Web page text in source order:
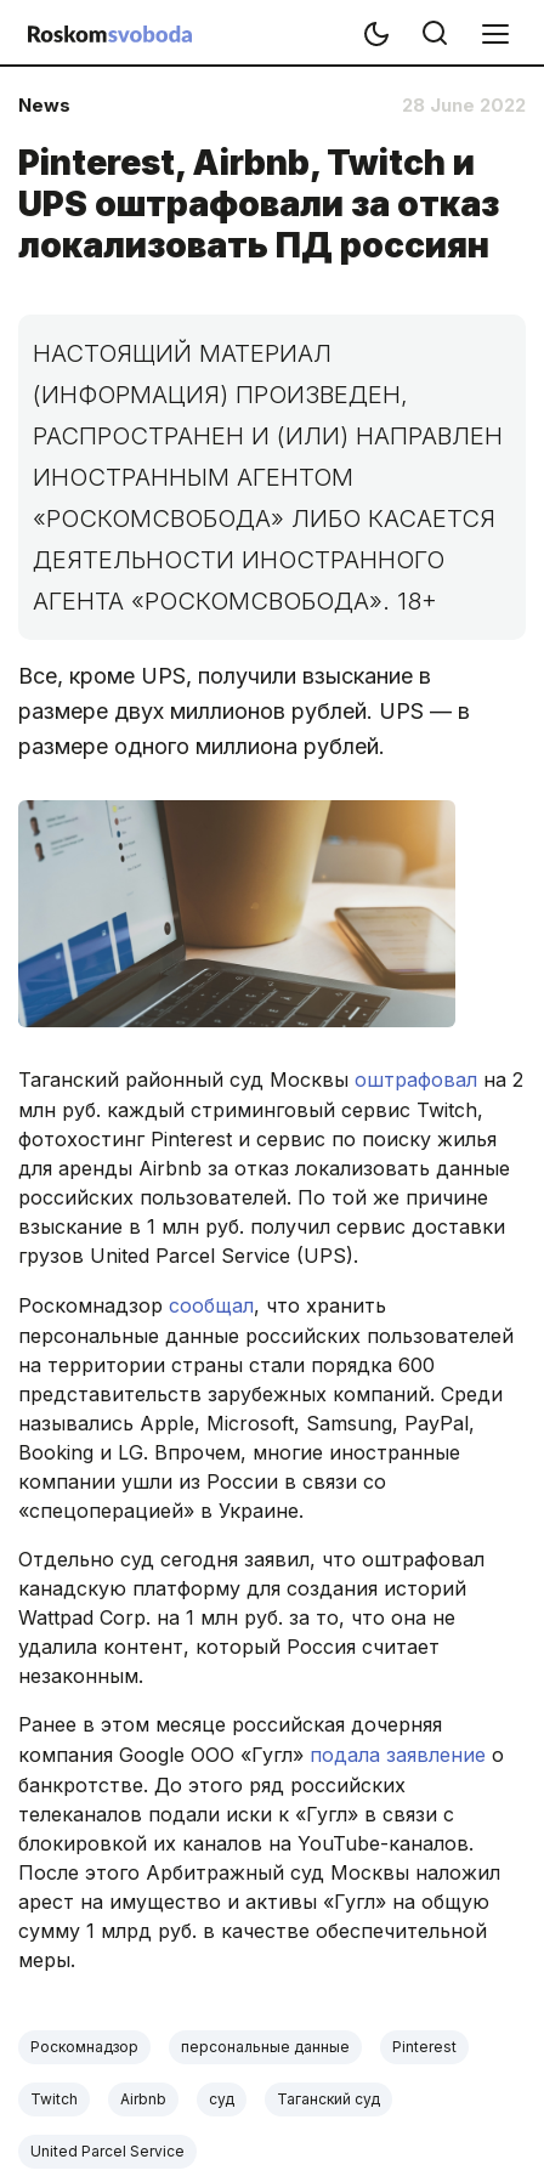
News 28 June 2022
Pinterest, Airbnb, Twitch и
UPS оштрафовали за отказ
локализовать ПД россиян
НАСТОЯЩИЙ МАТЕРИАЛ
(ИНФОРМАЦИЯ) ПРОИЗВЕДЕН,
РАСПРОСТРАНЕН И (ИЛИ) НАПРАВЛЕН
ИНОСТРАННЫМ АГЕНТОМ
«РОСКОМСВОБОДА» ЛИБО КАСАЕТСЯ
ДЕЯТЕЛЬНОСТИ ИНОСТРАННОГО
АГЕНТА «РОСКОМСВОБОДА». 18+
Все, кроме UPS, получили взыскание в
размере двух миллионов рублей. UPS — в
размере одного миллиона рублей.
Таганский районный суд Москвы оштрафовал на 2
млн руб. каждый стриминговый сервис Twitch,
фотохостинг Pinterest и сервис по поиску жилья
для аренды Airbnb за отказ локализовать данные
российских пользователей. По той же причине
взыскание в 1 млн руб. получил сервис доставки
грузов United Parcel Service (UPS).
Роскомнадзор сообщал, что хранить
персональные данные российских пользователей
на территории страны стали порядка 600
представительств зарубежных компаний. Среди
назывались Apple, Microsoft, Samsung, PayPal,
Booking и LG. Впрочем, многие иностранные
компании ушли из России в связи со
«спецоперацией» в Украине.
Отдельно суд сегодня заявил, что оштрафовал
канадскую платформу для создания историй
Wattpad Corp. на 1 млн руб. за то, что она не
удалила контент, который Россия считает
незаконным.
Ранее в этом месяце российская дочерняя
компания Google ООО «Гугл» подала заявление о
банкротстве. До этого ряд российских
телеканалов подали иски к «Гугл» в связи с
блокировкой их каналов на YouTube-каналов.
После этого Арбитражный суд Москвы наложил
арест на имущество и активы «Гугл» на общую
сумму 1 млрд руб. в качестве обеспечительной
меры.
Роскомнадзор персональные данные Pinterest
Twitch Airbnb суд Таганский суд
United Parcel Service